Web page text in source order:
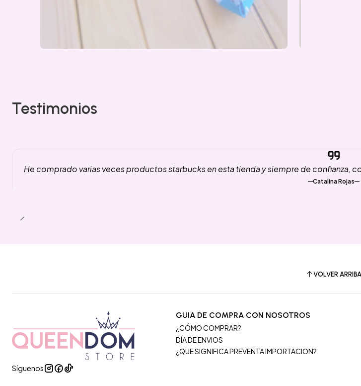
Testimonios
He comprado varias veces productos starbucks en esta tienda y siempre de confianza,
Catalina Rojas
VOLVER ARRIBA
Síguenos
GUIA DE COMPRA CON NOSOTROS
¿CÓMO COMPRAR?
DÍA DE ENVIOS
¿QUE SIGNIFICA PREVENTA IMPORTACION?